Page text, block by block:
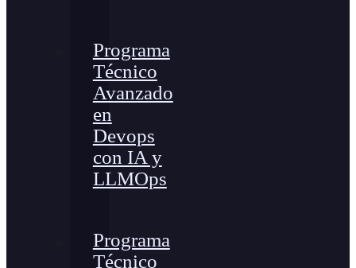
Programa
Técnico
Avanzado
en
Devops
con IA y
LLMOps
Programa
Técnico